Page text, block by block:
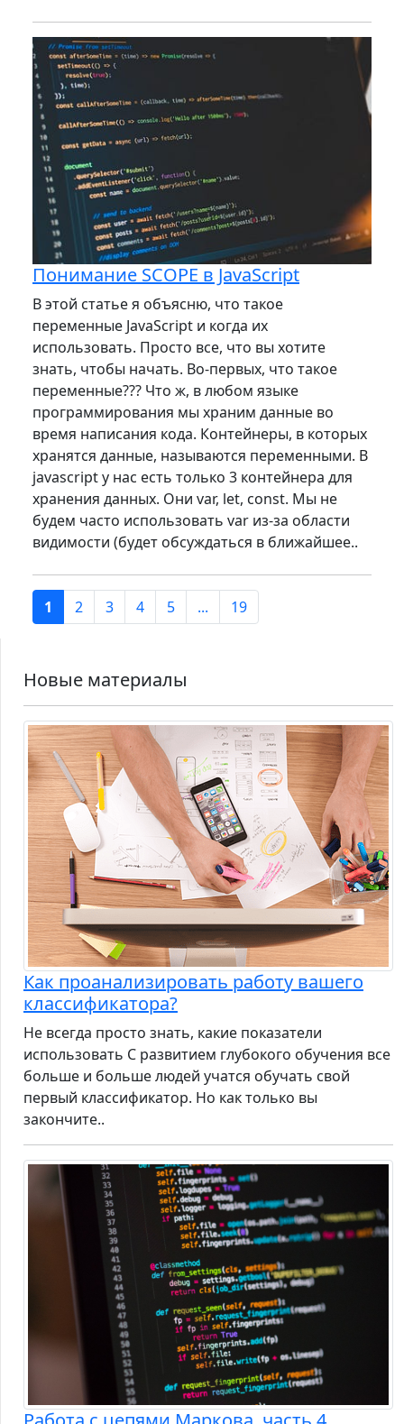
Понимание SCOPE в JavaScript
В этой статье я объясню, что такое
переменные JavaScript и когда их
использовать. Просто все, что вы хотите
знать, чтобы начать. Во-первых, что такое
переменные??? Что ж, в любом языке
программирования мы храним данные во
время написания кода. Контейнеры, в которых
хранятся данные, называются переменными. В
javascript у нас есть только 3 контейнера для
хранения данных. Они var, let, const. Мы не
будем часто использовать var из-за области
видимости (будет обсуждаться в ближайшее..
1 2 3 4 5 ... 19
Новые материалы
Как проанализировать работу вашего
классификатора?
Не всегда просто знать, какие показатели
использовать С развитием глубокого обучения все
больше и больше людей учатся обучать свой
первый классификатор. Но как только вы
закончите..